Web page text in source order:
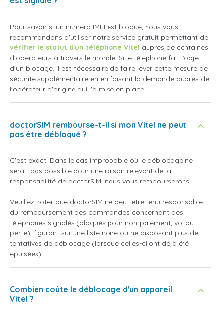
Pour savoir si un numéro IMEI est bloqué, nous vous
recommandons d'utiliser notre service gratuit permettant de
vérifier le statut d'un téléphone Vitel auprès de centaines
d'opérateurs à travers le monde. Si le téléphone fait l'objet
d'un blocage, il est nécessaire de faire lever cette mesure de
sécurité supplémentaire en en faisant la demande auprès de
l'opérateur d'origine qui l'a mise en place.
doctorSIM rembourse-t-il si mon Vitel ne peut
pas être débloqué ?
C'est exact. Dans le cas improbable où le déblocage ne
serait pas possible pour une raison relevant de la
responsabilité de doctorSIM, nous vous rembourserons.
Veuillez noter que doctorSIM ne peut être tenu responsable
du remboursement des commandes concernant des
téléphones signalés (bloqués pour non-paiement, vol ou
perte), figurant sur une liste noire ou ne disposant plus de
tentatives de déblocage (lorsque celles-ci ont déjà été
épuisées).
Combien coûte le déblocage d'un appareil
Vitel ?